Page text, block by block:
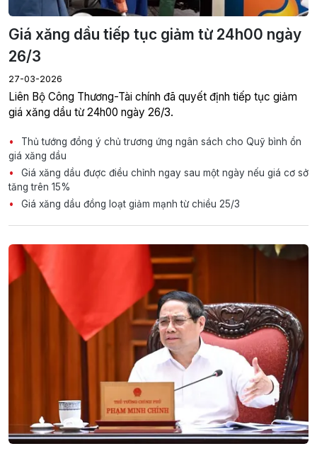
Giá xăng dầu tiếp tục giảm từ 24h00 ngày
26/3
27-03-2026
Liên Bộ Công Thương-Tài chính đã quyết định tiếp tục giảm
giá xăng dầu từ 24h00 ngày 26/3.
Thủ tướng đồng ý chủ trương ứng ngân sách cho Quỹ bình ổn
giá xăng dầu
Giá xăng dầu được điều chỉnh ngay sau một ngày nếu giá cơ sở
tăng trên 15%
Giá xăng dầu đồng loạt giảm mạnh từ chiều 25/3